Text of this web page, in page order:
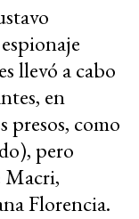
llevó a cabo
en
presos, como
pero
Macri,
Florencia.